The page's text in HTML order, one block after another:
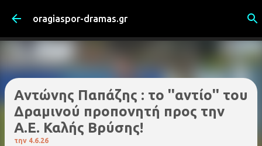
Μετάβαση στο κύριο περιεχόμενο
oragiaspor-dramas.gr
Aντώνης Παπάζης : το ''αντίο'' του
Δραμινού προπονητή προς την
Α.Ε. Καλής Βρύσης!
την 4.6.26